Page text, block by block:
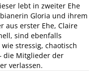
lebt in zweiter Ehe
Gloria und ihrem
aus erster Ehe, Claire
sind ebenfalls
stressig, chaotisch
die Mitglieder der
verlassen.